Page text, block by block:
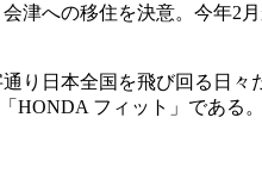
津への移住を決意。今年2
り日本全国を飛び回る日
HONDA フィット」である